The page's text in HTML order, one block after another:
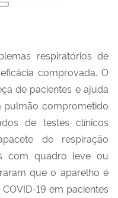
respiratórios de
comprovada. O
de pacientes e ajuda
pulmão comprometido
de testes clínicos
de respiração
com quadro leve ou
que o aparelho é
19 em pacientes